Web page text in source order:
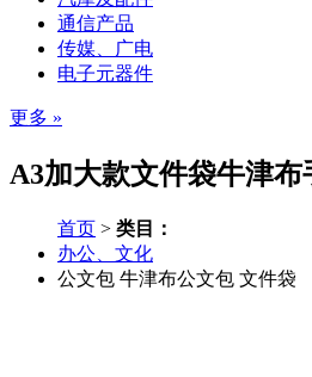
通信产品
传媒、广电
电子元器件
更多 »
A3加大款文件袋牛津
首页 > 类目：
办公、文化
公文包 牛津布公文包 文件袋